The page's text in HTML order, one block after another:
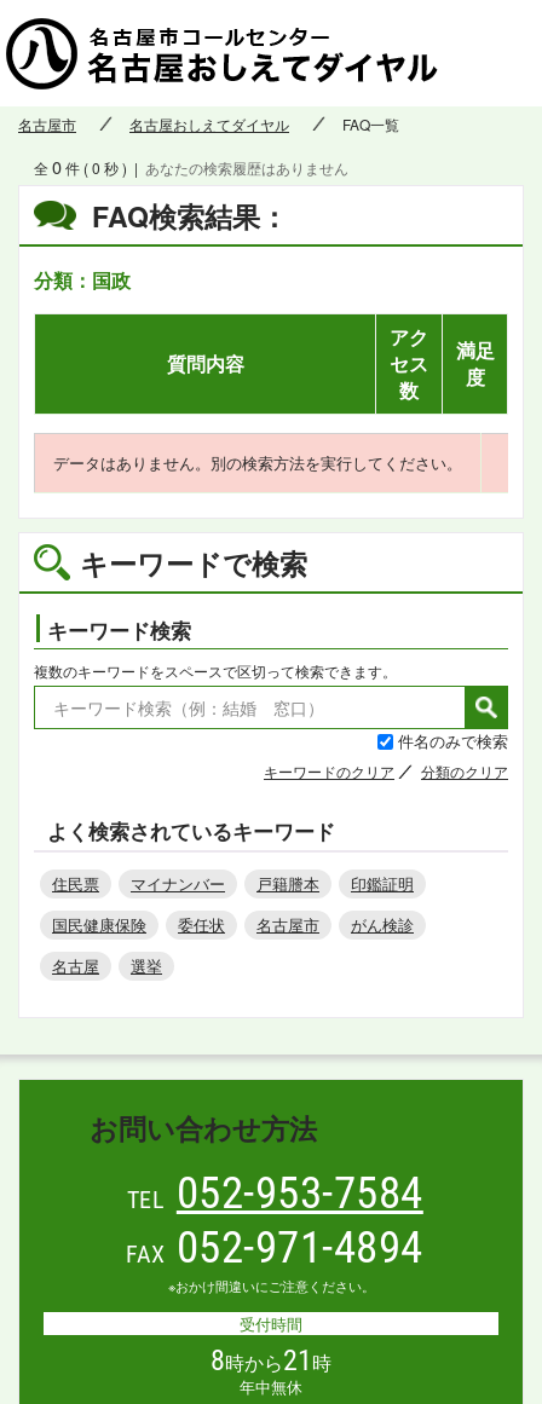
名古屋市 名古屋おしえてダイヤル FAQ一覧
キーワードで検索
キーワード検索
複数のキーワードをスペースで区切って検索できます。
件名のみで検索
キーワードのクリア 分類のクリア
よく検索されているキーワード
住民票 マイナンバー 戸籍謄本
印鑑証明
国民健康保険
委任状 名古屋市
がん検診
名古屋
選挙
FAQ検索結果：
分類：国政
全0件 ( 0 秒 ) | あなたの検索履歴はありません
質問内容
アク
セス
数
満足
度
データはありません。別の検索方法を実行してください。
お問い合わせ方法
TEL 052-953-7584
FAX 052-971-4894
※おかけ間違いにご注意ください。
受付時間
8時から21 時
年中無休